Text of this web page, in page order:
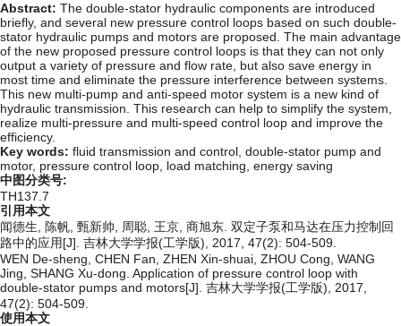
Abstract: The double-stator hydraulic components are introduced
briefly, and several new pressure control loops based on such double-
stator hydraulic pumps and motors are proposed. The main advantage
of the new proposed pressure control loops is that they can not only
output a variety of pressure and flow rate, but also save energy in
most time and eliminate the pressure interference between systems.
This new multi-pump and anti-speed motor system is a new kind of
hydraulic transmission. This research can help to simplify the system,
realize multi-pressure and multi-speed control loop and improve the
efficiency.
Key words: fluid transmission and control, double-stator pump and
motor, pressure control loop, load matching, energy saving
中图分类号:
TH137.7
引用本文
闻德生, 陈帆, 甄新帅, 周聪, 王京, 商旭东. 双定子泵和马达在压力控制回
路中的应用[J]. 吉林大学学报(工学版), 2017, 47(2): 504-509.
WEN De-sheng, CHEN Fan, ZHEN Xin-shuai, ZHOU Cong, WANG
Jing, SHANG Xu-dong. Application of pressure control loop with
double-stator pumps and motors[J]. 吉林大学学报(工学版), 2017,
47(2): 504-509.
使用本文